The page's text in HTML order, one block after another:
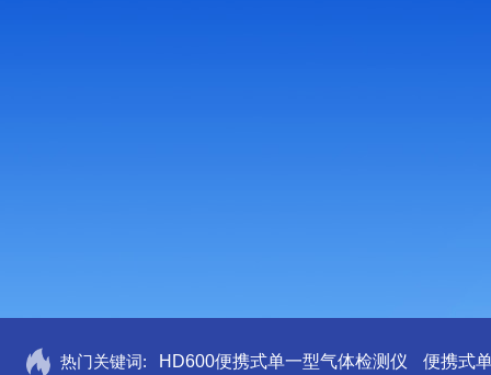
热门关键词: HD600便携式单一型气体检测仪 便携式